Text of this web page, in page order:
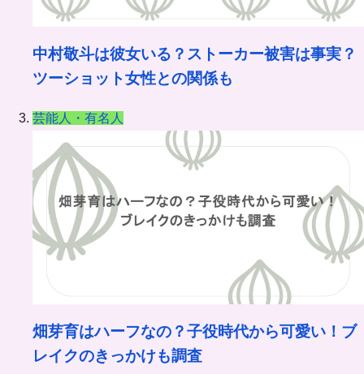
中村敬斗は彼女いる？ストーカー被害は事実？
ツーショット女性との関係も
芸能人・有名人
畑芽育はハーフなの？子役時代から可愛い！ブ
レイクのきっかけも調査